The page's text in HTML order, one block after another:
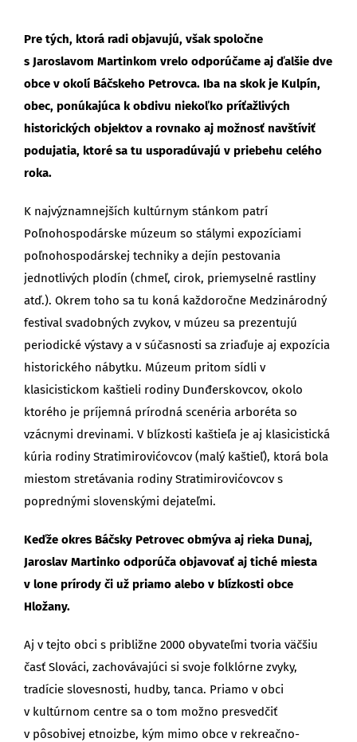
Pre tých, ktorá radi objavujú, však spoločne
s Jaroslavom Martinkom vrelo odporúčame aj ďalšie dve
obce v okolí Báčskeho Petrovca. Iba na skok je Kulpín,
obec, ponúkajúca k obdivu niekoľko príťažlivých
historických objektov a rovnako aj možnosť navštíviť
podujatia, ktoré sa tu usporadúvajú v priebehu celého
roka.
K najvýznamnejších kultúrnym stánkom patrí
Poľnohospodárske múzeum so stálymi expozíciami
poľnohospodárskej techniky a dejín pestovania
jednotlivých plodín (chmeľ, cirok, priemyselné rastliny
atď.). Okrem toho sa tu koná každoročne Medzinárodný
festival svadobných zvykov, v múzeu sa prezentujú
periodické výstavy a v súčasnosti sa zriaďuje aj expozícia
historického nábytku. Múzeum pritom sídli v
klasicistickom kaštieli rodiny Dunđerskovcov, okolo
ktorého je príjemná prírodná scenéria arboréta so
vzácnymi drevinami. V blízkosti kaštieľa je aj klasicistická
kúria rodiny Stratimirovićovcov (malý kaštieľ), ktorá bola
miestom stretávania rodiny Stratimirovićovcov s
poprednými slovenskými dejateľmi.
Keďže okres Báčsky Petrovec obmýva aj rieka Dunaj,
Jaroslav Martinko odporúča objavovať aj tiché miesta
v lone prírody či už priamo alebo v blízkosti obce
Hložany.
Aj v tejto obci s približne 2000 obyvateľmi tvoria väčšiu
časť Slováci, zachovávajúci si svoje folklórne zvyky,
tradície slovesnosti, hudby, tanca. Priamo v obci
v kultúrnom centre sa o tom možno presvedčiť
v pôsobivej etnoizbe, kým mimo obce v rekreačno-